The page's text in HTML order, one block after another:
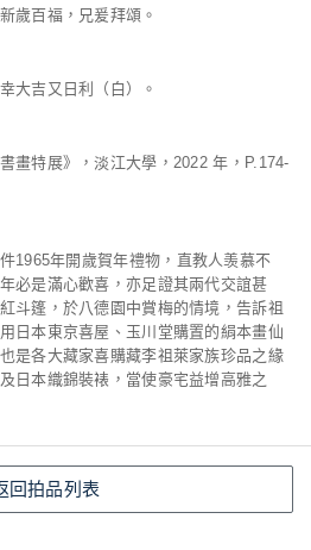
歲百福，兄爰拜頌。
大吉又日利（白）。
畫特展》，淡江大學，2022 年，P.174-
1965年開歲賀年禮物，直教人羡慕不
必是滿心歡喜，亦足證其兩代交誼甚
斗篷，於八德園中賞梅的情境，告訴祖
日本東京喜屋、玉川堂購置的絹本畫仙
是各大藏家喜購藏李祖萊家族珍品之緣
日本織錦裝裱，當使豪宅益增高雅之
回拍品列表